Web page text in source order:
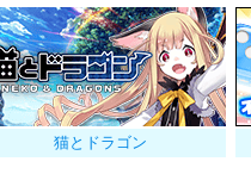
猫とドラゴン